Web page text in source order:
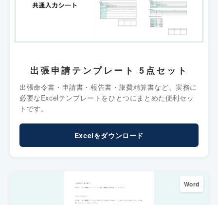
出張申請テンプレート 5点セット
出張命令書・申請書・報告書・旅費精算書など、実務に
必要なExcelテンプレートをひとつにまとめた便利セッ
トです。
Excelをダウンロード
Word